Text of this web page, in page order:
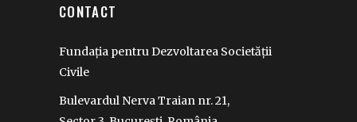
CONTACT
Fundația pentru Dezvoltarea Societății
Civile
Bulevardul Nerva Traian nr. 21,